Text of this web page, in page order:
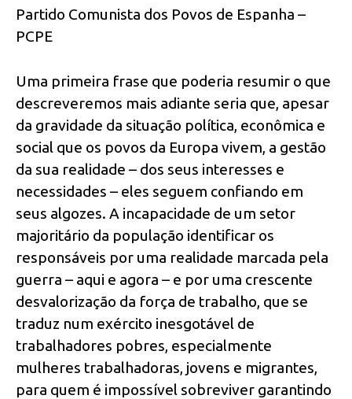
Partido Comunista dos Povos de Espanha –
PCPE
Uma primeira frase que poderia resumir o que
descreveremos mais adiante seria que, apesar
da gravidade da situação política, econômica e
social que os povos da Europa vivem, a gestão
da sua realidade – dos seus interesses e
necessidades – eles seguem confiando em
seus algozes. A incapacidade de um setor
majoritário da população identificar os
responsáveis por uma realidade marcada pela
guerra – aqui e agora – e por uma crescente
desvalorização da força de trabalho, que se
traduz num exército inesgotável de
trabalhadores pobres, especialmente
mulheres trabalhadoras, jovens e migrantes,
para quem é impossível sobreviver garantindo